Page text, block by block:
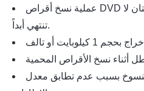
عملية نسخ أقراص DVD عالقة في حلقة مدتها دقيقتان لا
تنتهي أبداً.
بسبب عدم تطابق معدل